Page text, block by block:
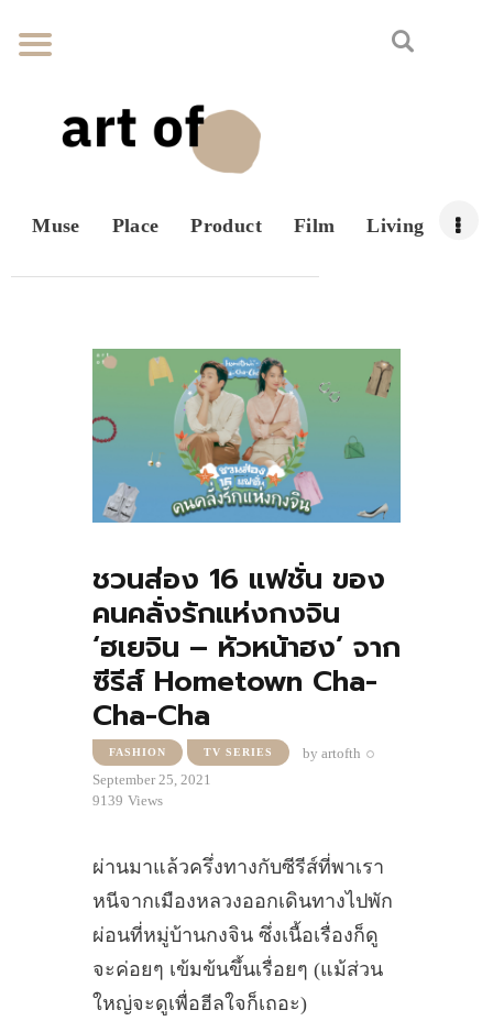
Muse Place Product Film Living
ชวนส่อง 16 แฟชั่น ของ
คนคลั่งรักแห่งกงจิน
‘ฮเยจิน – หัวหน้าฮง’ จาก
ซีรีส์ Hometown Cha-
Cha-Cha
FASHION TV SERIES byartofth
September 25, 2021
9139 Views
ผ่านมาแล้วครึ่งทางกับซีรีส์ที่พาเรา
หนีจากเมืองหลวงออกเดินทางไปพัก
ผ่อนที่หมู่บ้านกงจิน ซึ่งเนื้อเรื่องก็ดู
จะค่อยๆ เข้มข้นขึ้นเรื่อยๆ (แม้ส่วน
ใหญ่จะดูเพื่อฮีลใจก็เถอะ)